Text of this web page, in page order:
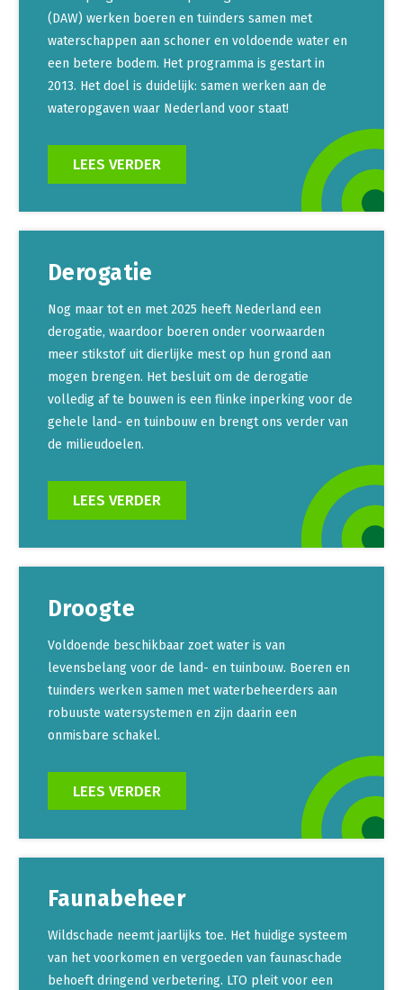
(DAW) werken boeren en tuinders samen met
waterschappen aan schoner en voldoende water en
een betere bodem. Het programma is gestart in
2013. Het doel is duidelijk: samen werken aan de
wateropgaven waar Nederland voor staat!
LEES VERDER
Derogatie
Nog maar tot en met 2025 heeft Nederland een
derogatie, waardoor boeren onder voorwaarden
meer stikstof uit dierlijke mest op hun grond aan
mogen brengen. Het besluit om de derogatie
volledig af te bouwen is een flinke inperking voor de
gehele land- en tuinbouw en brengt ons verder van
de milieudoelen.
LEES VERDER
Droogte
Voldoende beschikbaar zoet water is van
levensbelang voor de land- en tuinbouw. Boeren en
tuinders werken samen met waterbeheerders aan
robuuste watersystemen en zijn daarin een
onmisbare schakel.
LEES VERDER
Faunabeheer
Wildschade neemt jaarlijks toe. Het huidige systeem
van het voorkomen en vergoeden van faunaschade
behoeft dringend verbetering. LTO pleit voor een